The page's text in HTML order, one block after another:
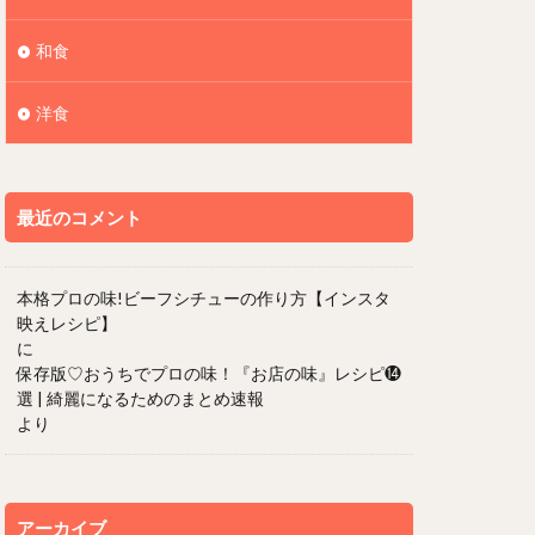
和食
洋食
最近のコメント
本格プロの味!ビーフシチューの作り方【インスタ
映えレシピ】
に
保存版♡おうちでプロの味！『お店の味』レシピ⓮
選 | 綺麗になるためのまとめ速報
より
アーカイブ